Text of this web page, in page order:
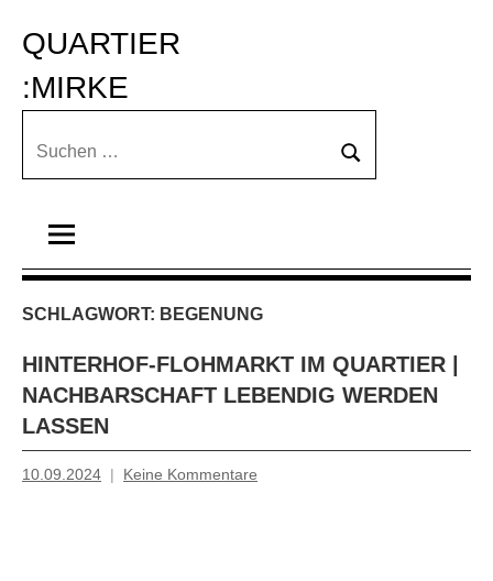
Inhalt
springen
QUARTIER
:MIRKE
Suchen
Suchen
SCHLAGWORT: BEGENUNG
HINTERHOF-FLOHMARKT IM QUARTIER |
NACHBARSCHAFT LEBENDIG WERDEN
LASSEN
10.09.2024
Mosche
Keine Kommentare